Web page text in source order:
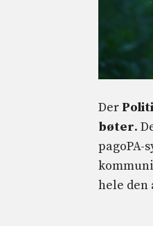
Der Politi
bøter.
pagoPA-
hele den